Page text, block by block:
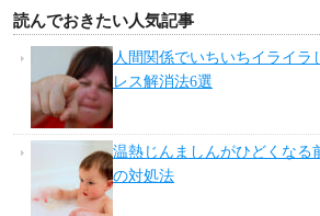
読んでおきたい人気記事
人間関係でいちいちイライラ
レス解消法6選
温熱じんましんがひどくなる
の対処法